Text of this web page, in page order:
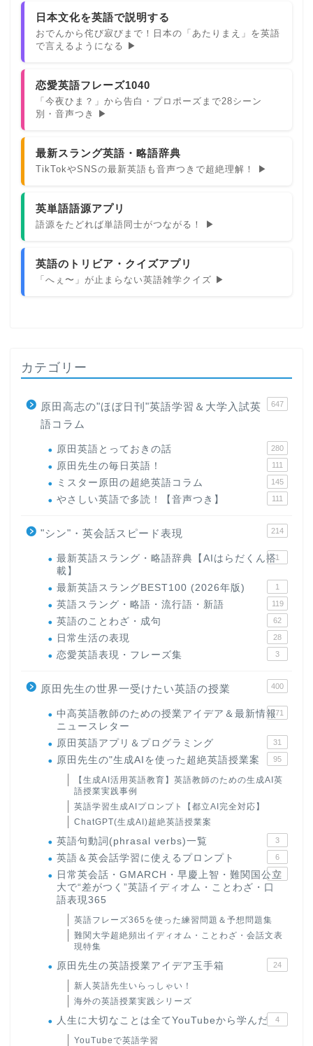
日本文化を英語で説明する
おでんから侘び寂びまで！日本の「あたりまえ」を英語
で言えるようになる ▶
恋愛英語フレーズ1040
「今夜ひま？」から告白・プロポーズまで28シーン
別・音声つき ▶
最新スラング英語・略語辞典
TikTokやSNSの最新英語も音声つきで超絶理解！ ▶
英単語語源アプリ
語源をたどれば単語同士がつながる！ ▶
英語のトリビア・クイズアプリ
「へぇ〜」が止まらない英語雑学クイズ ▶
カテゴリー
原田高志の"ほぼ日刊"英語学習＆大学入試英
語コラム
647
原田英語とっておきの話 280
原田先生の毎日英語！ 111
ミスター原田の超絶英語コラム 145
やさしい英語で多読！【音声つき】 111
"シン"・英会話スピード表現 214
最新英語スラング・略語辞典【AIはらだくん搭
載】
1
最新英語スラングBEST100 (2026年版) 1
英語スラング・略語・流行語・新語 119
英語のことわざ・成句 62
日常生活の表現 28
恋愛英語表現・フレーズ集 3
原田先生の世界一受けたい英語の授業 400
中高英語教師のための授業アイデア＆最新情報
ニュースレター
171
原田英語アプリ＆プログラミング 31
原田先生の"生成AIを使った超絶英語授業案 95
【生成AI活用英語教育】英語教師のための生成AI英
語授業実践事例
英語学習生成AIプロンプト【都立AI完全対応】
ChatGPT(生成AI)超絶英語授業案
英語句動詞(phrasal verbs)一覧 3
英語＆英会話学習に使えるプロンプト 6
日常英会話・GMARCH・早慶上智・難関国公立
大で“差がつく”英語イディオム・ことわざ・口
語表現365
22
英語フレーズ365を使った練習問題＆予想問題集
難関大学超絶頻出イディオム・ことわざ・会話文表
現特集
原田先生の英語授業アイデア玉手箱 24
新人英語先生いらっしゃい！
海外の英語授業実践シリーズ
人生に大切なことは全てYouTubeから学んだ 4
YouTubeで英語学習